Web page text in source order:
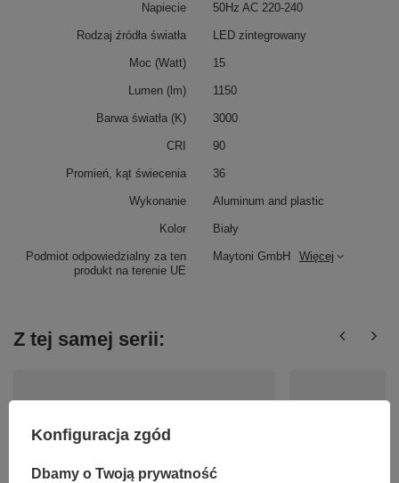
Podmiot odpowiedzialny za ten
produkt na terenie UE
Maytoni GmbH Więcej
Napiecie 50Hz AC 220-240
Rodzaj źródła światła LED zintegrowany
Moc (Watt) 15
Lumen (lm) 1150
Barwa światła (K) 3000
CRI 90
Promień, kąt świecenia 36
Wykonanie Aluminum and plastic
Kolor Biały
Z tej samej serii:
Konfiguracja zgód
Dbamy o Twoją prywatność